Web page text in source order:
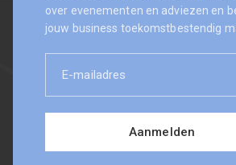
over evenementen en adviezen en
jouw business toekomstbestendig
mailadres
Aanmelden